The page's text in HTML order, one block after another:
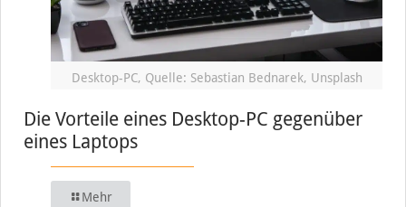
Desktop-PC, Quelle: Sebastian Bednarek, Unsplash
Die Vorteile eines Desktop-PC gegenüber
eines Laptops
Mehr